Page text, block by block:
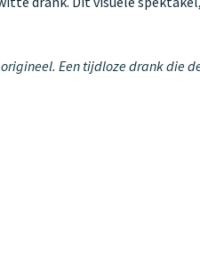
origineel. Een tijdloze drank